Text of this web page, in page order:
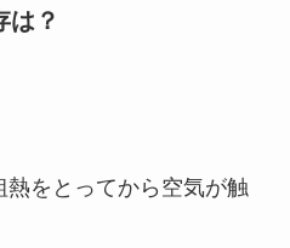
は？
をとってから空気が触